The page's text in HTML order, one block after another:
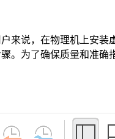
来说，在物理机上安装
为了确保质量和准确